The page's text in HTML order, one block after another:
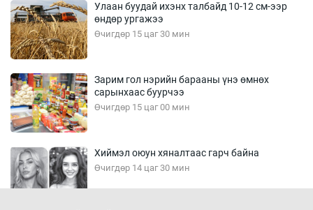
Улаан буудай ихэнх талбайд 10-12 см-ээр
өндөр ургажээ
Өчигдөр 15 цаг 30 мин
Зарим гол нэрийн барааны үнэ өмнөх
сарынхаас буурчээ
Өчигдөр 15 цаг 00 мин
Хиймэл оюун хяналтаас гарч байна
Өчигдөр 14 цаг 30 мин